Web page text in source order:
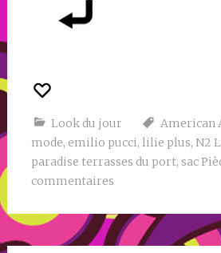
Look du jour American
mode, emilio pucci, lilie plus, N2
paradise terrasses du port, sac
commentaires